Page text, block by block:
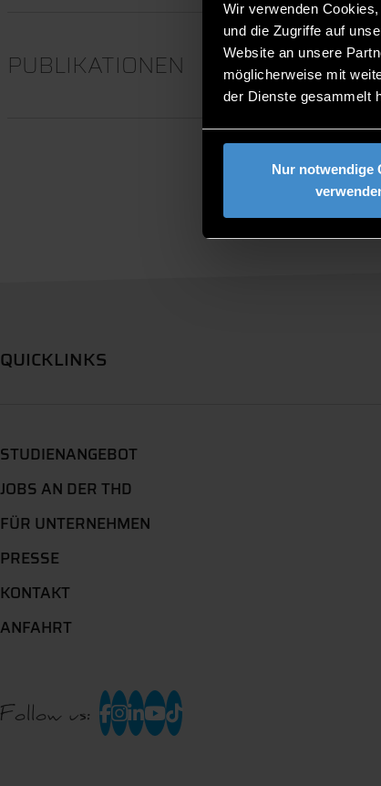
Wir verwenden
und die Zugriffe auf
Website an unsere
möglicherweise mit
der Dienste gesammelt
Nur notwendige
PUBLIKATIONEN
QUICKLINKS
STUDIENANGEBOT
JOBS AN DER THD
FÜR UNTERNEHMEN
PRESSE
KONTAKT
ANFAHRT
Follow us: